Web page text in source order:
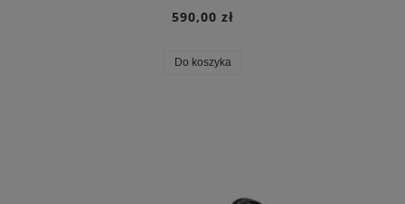
590,00 zł
Do koszyka